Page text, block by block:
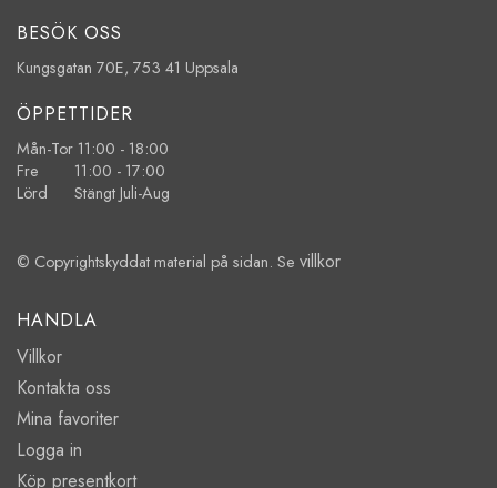
BESÖK OSS
Kungsgatan 70E, 753 41 Uppsala
ÖPPETTIDER
Mån-Tor 11:00 - 18:00
Fre 11:00 - 17:00
Lörd Stängt Juli-Aug
© Copyrightskyddat material på sidan. Se villkor
HANDLA
Villkor
Kontakta oss
Mina favoriter
Logga in
Köp presentkort